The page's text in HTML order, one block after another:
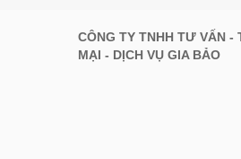
CÔNG TY TNHH TƯ VẤN -
MẠI - DỊCH VỤ GIA BẢO